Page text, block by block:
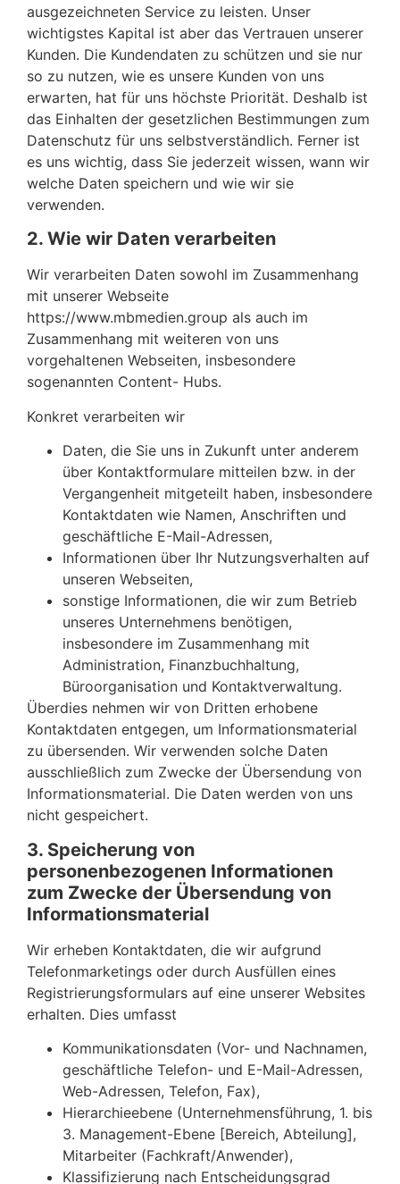
ausgezeichneten Service zu leisten. Unser
wichtigstes Kapital ist aber das Vertrauen unserer
Kunden. Die Kundendaten zu schützen und sie nur
so zu nutzen, wie es unsere Kunden von uns
erwarten, hat für uns höchste Priorität. Deshalb ist
das Einhalten der gesetzlichen Bestimmungen zum
Datenschutz für uns selbstverständlich. Ferner ist
es uns wichtig, dass Sie jederzeit wissen, wann wir
welche Daten speichern und wie wir sie
verwenden.
2. Wie wir Daten verarbeiten
Wir verarbeiten Daten sowohl im Zusammenhang
mit unserer Webseite
https://www.mbmedien.group als auch im
Zusammenhang mit weiteren von uns
vorgehaltenen Webseiten, insbesondere
sogenannten Content- Hubs.
Konkret verarbeiten wir
Daten, die Sie uns in Zukunft unter anderem
über Kontaktformulare mitteilen bzw. in der
Vergangenheit mitgeteilt haben, insbesondere
Kontaktdaten wie Namen, Anschriften und
geschäftliche E-Mail-Adressen,
Informationen über Ihr Nutzungsverhalten auf
unseren Webseiten,
sonstige Informationen, die wir zum Betrieb
unseres Unternehmens benötigen,
insbesondere im Zusammenhang mit
Administration, Finanzbuchhaltung,
Büroorganisation und Kontaktverwaltung.
Überdies nehmen wir von Dritten erhobene
Kontaktdaten entgegen, um Informationsmaterial
zu übersenden. Wir verwenden solche Daten
ausschließlich zum Zwecke der Übersendung von
Informationsmaterial. Die Daten werden von uns
nicht gespeichert.
3. Speicherung von
personenbezogenen Informationen
zum Zwecke der Übersendung von
Informationsmaterial
Wir erheben Kontaktdaten, die wir aufgrund
Telefonmarketings oder durch Ausfüllen eines
Registrierungsformulars auf eine unserer Websites
erhalten. Dies umfasst
Kommunikationsdaten (Vor- und Nachnamen,
geschäftliche Telefon- und E-Mail-Adressen,
Web-Adressen, Telefon, Fax),
Hierarchieebene (Unternehmensführung, 1. bis
3. Management-Ebene [Bereich, Abteilung],
Mitarbeiter (Fachkraft/Anwender),
Klassifizierung nach Entscheidungsgrad